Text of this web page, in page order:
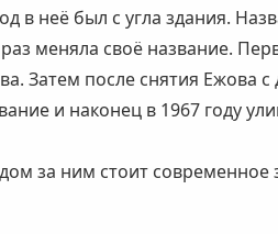
в неё был с угла здания.
меняла своё название.
Затем после снятия Ежова
и наконец в 1967 году
за ним стоит